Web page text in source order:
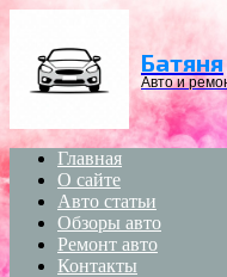
Батяня
Авто и
Главная
О сайте
Авто статьи
Обзоры авто
Ремонт авто
Контакты